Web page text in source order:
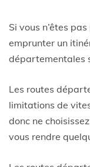
Si vous n’êtes
emprunter un
départementales
Les routes
limitations de
donc ne
vous rendre